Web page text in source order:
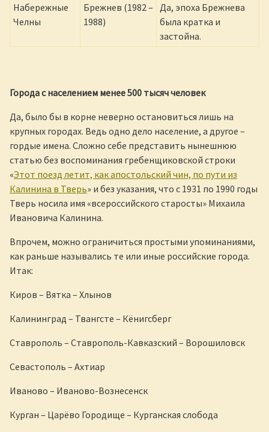
Набережные
Челны
Брежнев (1982 –
1988)
Да, эпоха Брежнева
была кратка и
застойна.
Города с населением менее 500 тысяч человек
Да, было бы в корне неверно остановиться лишь на
крупных городах. Ведь одно дело население, а другое –
гордые имена. Сложно себе представить нынешнюю
статью без воспоминания гребенщиковской строки
«Этот поезд летит, как апостольский чин, по пути из
Калинина в Тверь» и без указания, что с 1931 по 1990 годы
Тверь носила имя «всероссийского старосты» Михаила
Ивановича Калинина.
Впрочем, можно ограничиться простыми упоминаниями,
как раньше назывались те или иные российские города.
Итак:
Киров – Вятка – Хлынов
Калининград – Твангсте – Кёнигсберг
Ставрополь – Ставрополь-Кавказский – Ворошиловск
Севастополь – Ахтиар
Иваново – Иваново-Вознесенск
Курган – Царёво Городище – Курганская слобода